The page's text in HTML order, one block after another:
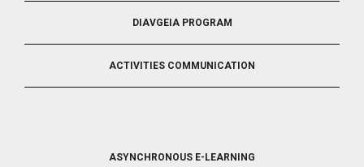
DIAVGEIA PROGRAM
ACTIVITIES COMMUNICATION
ASYNCHRONOUS E-LEARNING